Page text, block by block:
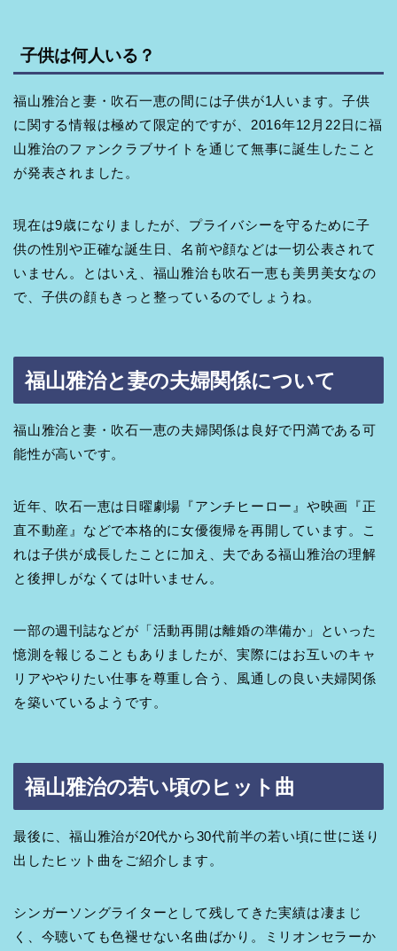
子供は何人いる？
福山雅治と妻・吹石一恵の間には子供が1人います。子供
に関する情報は極めて限定的ですが、2016年12月22日に福
山雅治のファンクラブサイトを通じて無事に誕生したこと
が発表されました。
現在は9歳になりましたが、プライバシーを守るために子
供の性別や正確な誕生日、名前や顔などは一切公表されて
いません。とはいえ、福山雅治も吹石一恵も美男美女なの
で、子供の顔もきっと整っているのでしょうね。
福山雅治と妻の夫婦関係について
福山雅治と妻・吹石一恵の夫婦関係は良好で円満である可
能性が高いです。
近年、吹石一恵は日曜劇場『アンチヒーロー』や映画『正
直不動産』などで本格的に女優復帰を再開しています。こ
れは子供が成長したことに加え、夫である福山雅治の理解
と後押しがなくては叶いません。
一部の週刊誌などが「活動再開は離婚の準備か」といった
憶測を報じることもありましたが、実際にはお互いのキャ
リアややりたい仕事を尊重し合う、風通しの良い夫婦関係
を築いているようです。
福山雅治の若い頃のヒット曲
最後に、福山雅治が20代から30代前半の若い頃に世に送り
出したヒット曲をご紹介します。
シンガーソングライターとして残してきた実績は凄まじ
く、今聴いても色褪せない名曲ばかり。ミリオンセラーか